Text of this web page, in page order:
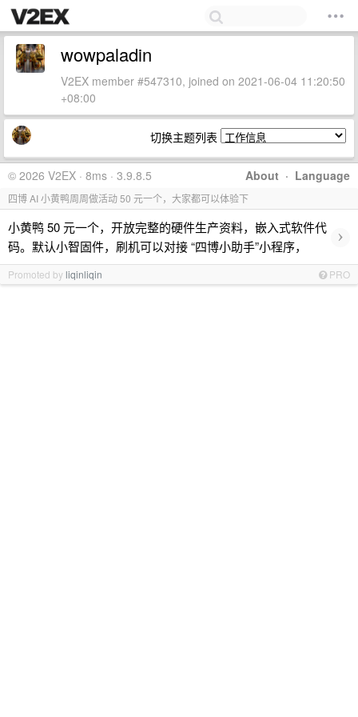
wowpaladin
V2EX member #547310, joined on 2021-06-04 11:20:50
+08:00
切换主题列表
About · Language
© 2026 V2EX · 8ms · 3.9.8.5
四博 AI 小黄鸭周周做活动 50 元一个，大家都可以体验下
小黄鸭 50 元一个，开放完整的硬件生产资料，嵌入式软件代
码。默认小智固件，刷机可以对接 “四博小助手”小程序，
›
Promoted byliqinliqin PRO